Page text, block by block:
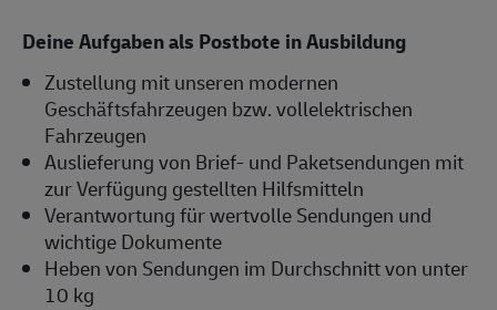
Deine Aufgaben als Postbote in Ausbildung
Zustellung mit unseren modernen
Geschäftsfahrzeugen bzw. vollelektrischen
Fahrzeugen
Auslieferung von Brief- und Paketsendungen mit
zur Verfügung gestellten Hilfsmitteln
Verantwortung für wertvolle Sendungen und
wichtige Dokumente
Heben von Sendungen im Durchschnitt von unter
10 kg